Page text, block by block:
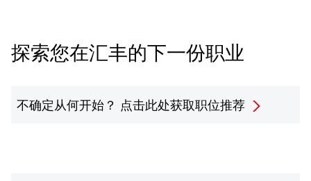
探索您在汇丰的下一份职业
不确定从何开始？ 点击此处获取职位推荐